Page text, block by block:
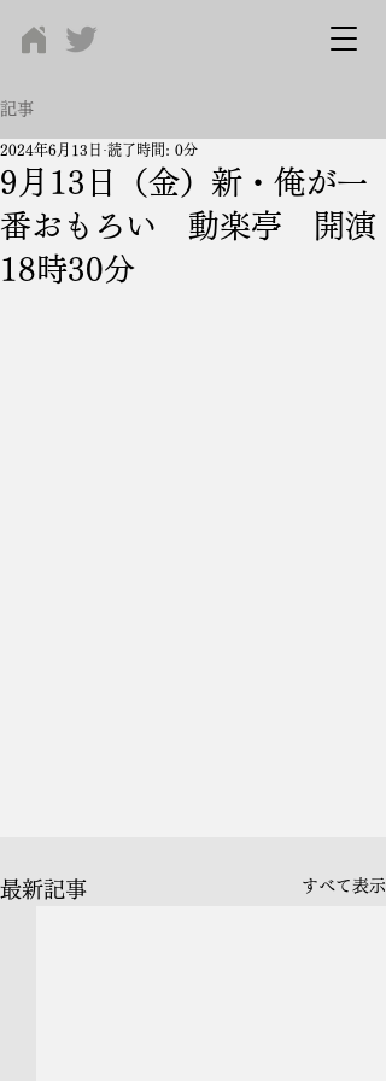
記事
9月13日（金）新・俺が一
番おもろい 動楽亭 開演
18時30分
2024年6月13日 読了時間: 0分
最新記事 すべて表示